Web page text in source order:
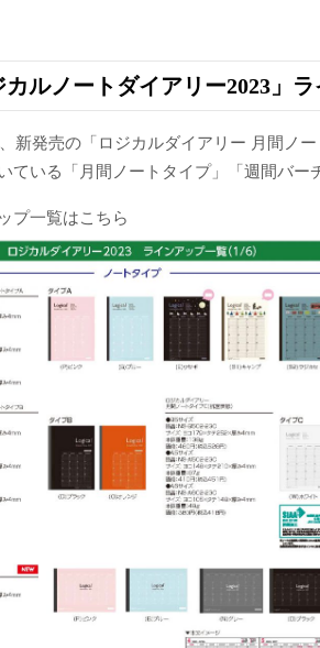
カルノートダイアリー2023」
新発売の「ロジカルダイアリー 月間ノ
ている「月間ノートタイプ」「週間バー
プ一覧はこちら